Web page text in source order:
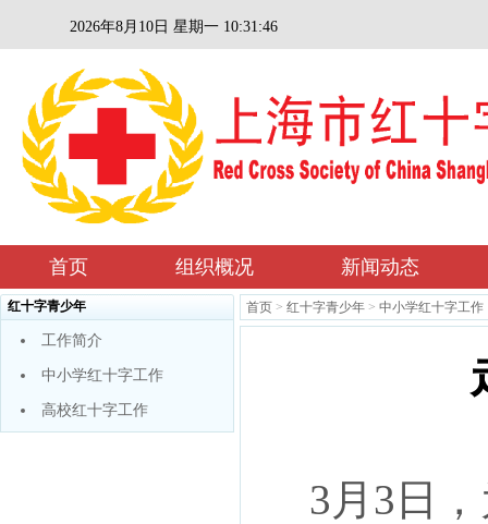
2026年8月10日 星期一 10:31:47
首页 组织概况 新闻动态
红十字青少年
工作简介
中小学红十字工作
高校红十字工作
首页 > 红十字青少年 > 中小学红十字工作
3月3日，